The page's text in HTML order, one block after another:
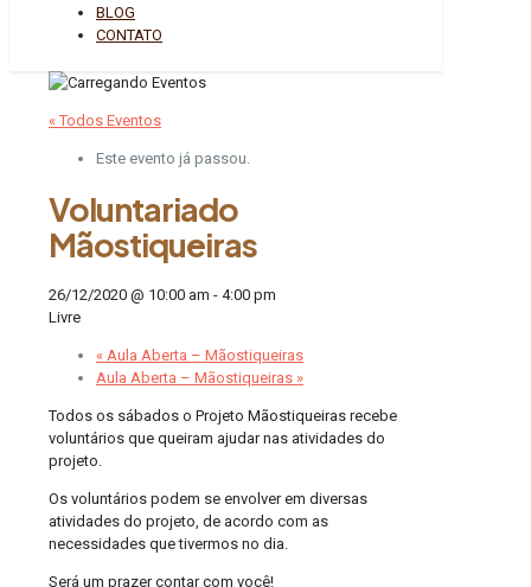
BLOG
CONTATO
« Todos Eventos
Este evento já passou.
Voluntariado
Mãostiqueiras
26/12/2020 @ 10:00 am - 4:00 pm
Livre
« Aula Aberta – Mãostiqueiras
Aula Aberta – Mãostiqueiras »
Todos os sábados o Projeto Mãostiqueiras recebe
voluntários que queiram ajudar nas atividades do
projeto.
Os voluntários podem se envolver em diversas
atividades do projeto, de acordo com as
necessidades que tivermos no dia.
Será um prazer contar com você!